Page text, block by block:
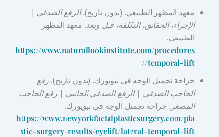
معهد المظهر الطبيعي. (بدون تاريخ).الرفع الصدغي |
الإجراء، الحقائق، التكلفة، قبل وبعد. معهد المظهر
الطبيعي.
https://www.naturallookinstitute.com/procedures
/temporal-lift/
جراحة تجميل الوجه في نيويورك. (بدون تاريخ).رفع
الحاجب الصدغي | الرفع الصدغي الجانبي | رفع الحاجب
المصغر . جراحة تجميل الوجه في نيويورك.
https://www.newyorkfacialplasticsurgery.com/pla
stic-surgery-results/eyelift/lateral-temporal-lift